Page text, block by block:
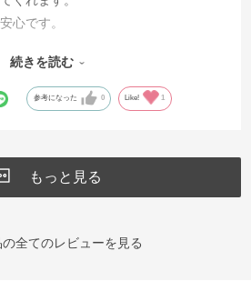
心です。
続きを読む
参考になった 0 Like! 1
もっと見る
の全てのレビューを見る